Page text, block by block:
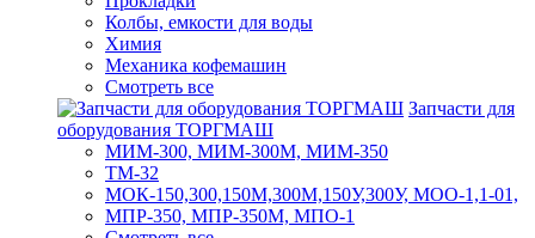
Колбы, емкости для воды
Химия
Механика кофемашин
Смотреть все
Запчасти для
оборудования ТОРГМАШ
МИМ-300, МИМ-300М, МИМ-350
ТМ-32
МОК-150,300,150М,300М,150У,300У, МОО-1,1-01,
МПР-350, МПР-350М, МПО-1